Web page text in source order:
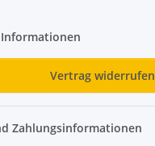
Vertrag widerrufen
Zahlungsinformationen